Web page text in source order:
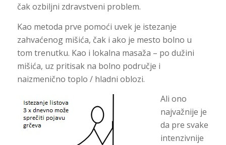
čak ozbiljni zdravstveni problem.
Kao metoda prve pomoći uvek je istezanje
zahvaćenog mišića, čak i ako je mesto bolno u
tom trenutku. Kao i lokalna masaža – po dužini
mišića, uz pritisak na bolno područje i
naizmenično toplo / hladni oblozi.
Ali ono
najvažnije je
da pre svake
intenzivnije